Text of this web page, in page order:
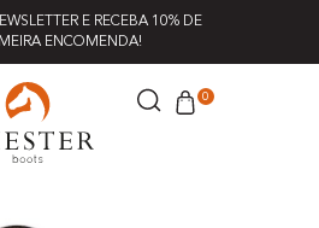
E RECEBA 10% DE
ENCOMENDA!
0